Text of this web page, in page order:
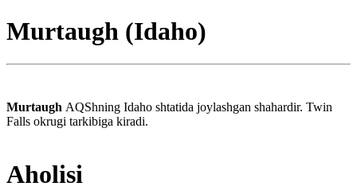
Murtaugh (Idaho)
Murtaugh AQShning Idaho shtatida joylashgan shahardir. Twin
Falls okrugi tarkibiga kiradi.
Aholisi